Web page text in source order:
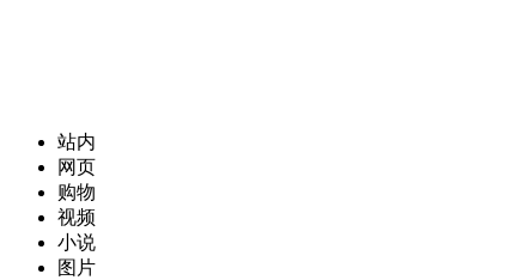
站内
网页
购物
视频
小说
图片